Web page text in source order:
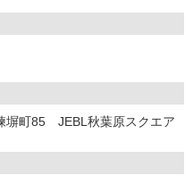
能です。
務経歴書を頂くケースがあ
。
用決定となります。
ます。
お受けいただきます。
塀町85 JEBL秋葉原スクエア